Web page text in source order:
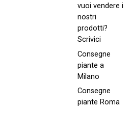
vuoi vendere i
nostri
prodotti?
Scrivici
Consegne
piante a
Milano
Consegne
piante Roma